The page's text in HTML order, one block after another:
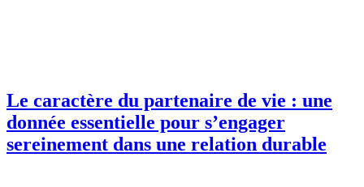
Le caractère du partenaire de vie : une
donnée essentielle pour s’engager
sereinement dans une relation durable